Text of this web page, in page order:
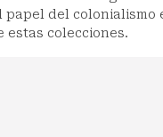
papel del colonialismo
estas colecciones.